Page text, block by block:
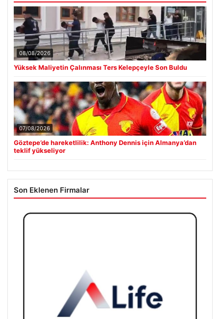
08/08/2026
Yüksek Maliyetin Çalınması Ters Kelepçeyle Son Buldu
07/08/2026
Göztepe’de hareketlilik: Anthony Dennis için Almanya’dan
teklif yükseliyor
Son Eklenen Firmalar